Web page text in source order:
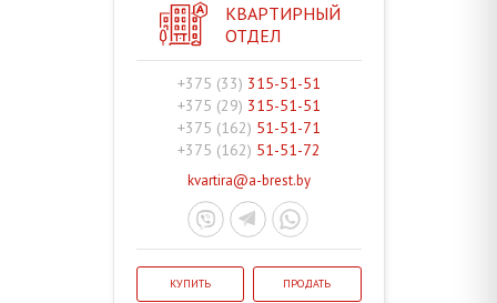
КВАРТИРНЫЙ
ОТДЕЛ
+375 (33) 315-51-51
+375 (29) 315-51-51
+375 (162) 51-51-71
+375 (162) 51-51-72
kvartira@a-brest.by
КУПИТЬ ПРОДАТЬ